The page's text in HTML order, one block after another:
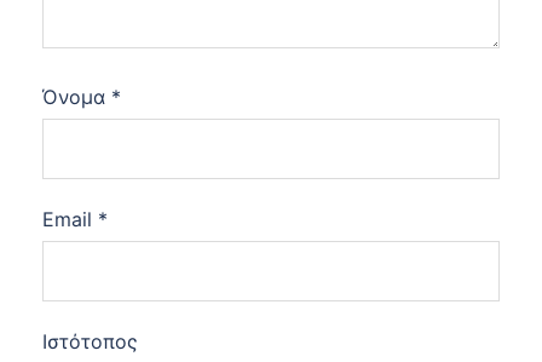
Όνομα *
Email *
Ιστότοπος